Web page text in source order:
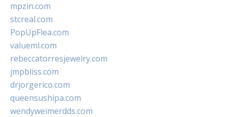
mpzin.com
stcreal.com
PopUpFlea.com
valueml.com
rebeccatorresjewelry.com
jmpbliss.com
drjorgerico.com
queensushipa.com
wendyweimerdds.com